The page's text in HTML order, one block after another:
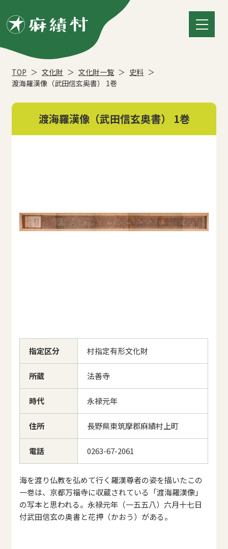
TOP 文化財 文化財一覧
史料
渡海羅漢像（武田信玄奥書） 1巻
渡海羅漢像（武田信玄奥書） 1巻
指定区分 村指定有形文化財
所蔵 法善寺
時代 永禄元年
住所 長野県東筑摩郡麻績村上町
電話 0263-67-2061
海を渡り仏教を弘めて行く羅漢尊者の姿を描いたこの
一巻は、京都万福寺に収蔵されている「渡海羅漢像」
の写本と思われる。永禄元年（一五五八）六月十七日
付武田信玄の奥書と花押（かおう）がある。